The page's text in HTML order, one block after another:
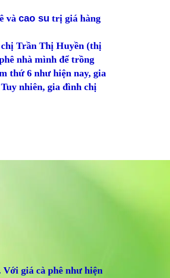
và cao su trị giá hàng
chị Trần Thị Huyền (thị
nhà mình để trồng
thứ 6 như hiện nay, gia
nhiên, gia đình chị
giá cà phê như hiện